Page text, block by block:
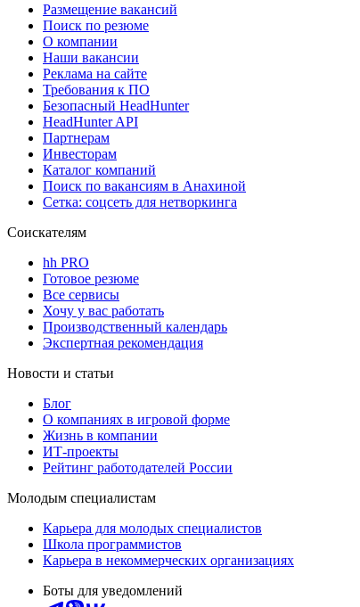
Размещение вакансий
Поиск по резюме
О компании
Наши вакансии
Реклама на сайте
Требования к ПО
Безопасный HeadHunter
HeadHunter API
Партнерам
Инвесторам
Каталог компаний
Поиск по вакансиям в Анахиной
Сетка: соцсеть для нетворкинга
Соискателям
hh PRO
Готовое резюме
Все сервисы
Хочу у вас работать
Производственный календарь
Экспертная рекомендация
Новости и статьи
Блог
О компаниях в игровой форме
Жизнь в компании
ИТ-проекты
Рейтинг работодателей России
Молодым специалистам
Карьера для молодых специалистов
Школа программистов
Карьера в некоммерческих организациях
Боты для уведомлений